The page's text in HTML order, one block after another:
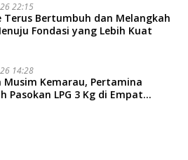
22:15
Terus Bertumbuh dan Melangkah
Fondasi yang Lebih Kuat
14:28
Musim Kemarau, Pertamina
Pasokan LPG 3 Kg di Empat